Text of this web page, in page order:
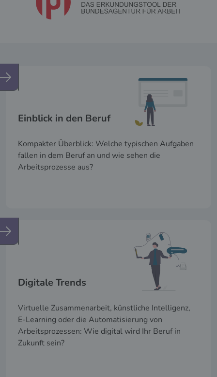
Einblick in den Beruf
Kompakter Überblick: Welche typischen Aufgaben
fallen in dem Beruf an und wie sehen die
Arbeitsprozesse aus?
Digitale Trends
Virtuelle Zusammenarbeit, künstliche Intelligenz,
E-Learning oder die Automatisierung von
Arbeitsprozessen: Wie digital wird Ihr Beruf in
Zukunft sein?